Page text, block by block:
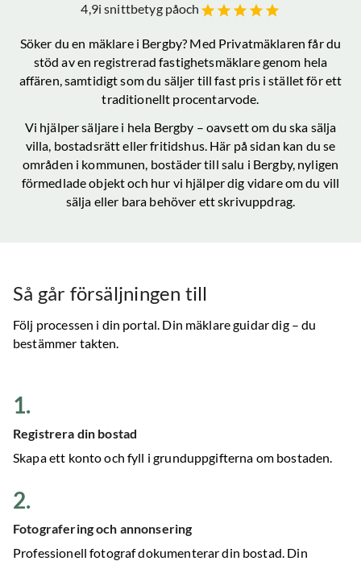
4,9i snittbetyg påoch
Söker du en mäklare i Bergby? Med Privatmäklaren får du
stöd av en registrerad fastighetsmäklare genom hela
affären, samtidigt som du säljer till fast pris i stället för ett
traditionellt procentarvode.
Vi hjälper säljare i hela Bergby – oavsett om du ska sälja
villa, bostadsrätt eller fritidshus. Här på sidan kan du se
områden i kommunen, bostäder till salu i Bergby, nyligen
förmedlade objekt och hur vi hjälper dig vidare om du vill
sälja eller bara behöver ett skrivuppdrag.
Så går försäljningen till
Följ processen i din portal. Din mäklare guidar dig – du
bestämmer takten.
1.
Registrera din bostad
Skapa ett konto och fyll i grunduppgifterna om bostaden.
2.
Fotografering och annonsering
Professionell fotograf dokumenterar din bostad. Din